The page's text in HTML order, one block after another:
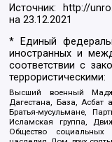
Источник: http://
на23.12.2021
* Единый
иностранных и
соответствии с
террористическими:
Высший военный
Дагестана, База, Асбат
Братья-мусульмане,
Исламская группа,
Общество